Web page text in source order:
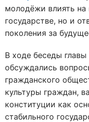
молодёжи влиять
государстве, но и
поколения за
В ходе беседы
обсуждались
гражданского
культуры граждан,
конституции как
стабильного